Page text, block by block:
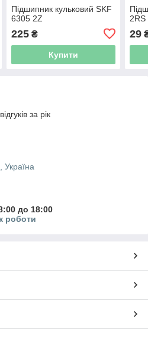
Підшипник кульковий SKF
6305 2Z
225₴
Купити
2RS
29
за рік
Україна
до 18:00
роботи